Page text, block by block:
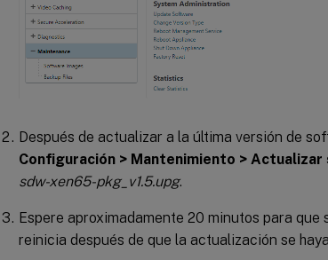
Después de actualizar a la última versión de
Configuración > Mantenimiento >
sdw-xen65-pkg_v1.5.upg.
Espere aproximadamente 20 minutos para
reinicia después de que la actualización se